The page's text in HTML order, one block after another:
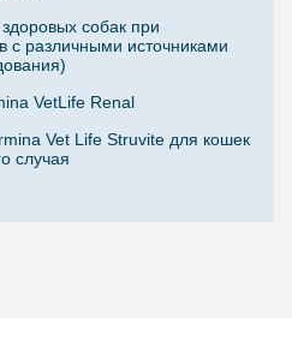
собак при
с различными источниками
VetLife Renal
Vet Life Struvite для кошек
случая